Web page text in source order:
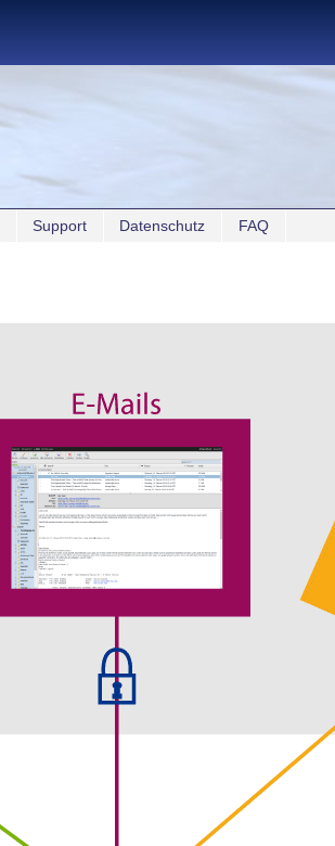
Support Datenschutz FAQ